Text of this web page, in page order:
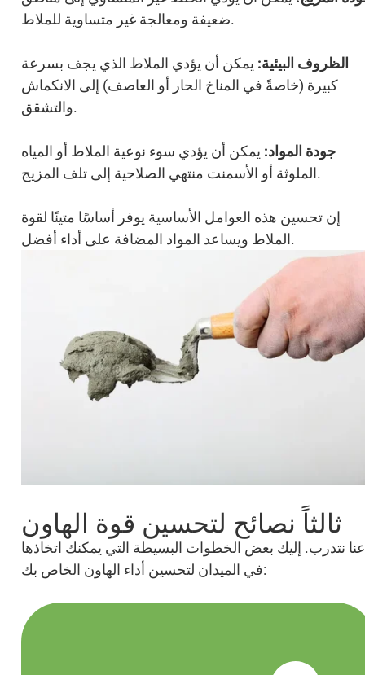
ضعيفة ومعالجة غير متساوية للملاط.
الظروف البيئية: يمكن أن يؤدي الملاط الذي يجف بسرعة
كبيرة (خاصةً في المناخ الحار أو العاصف) إلى الانكماش
والتشقق.
جودة المواد: يمكن أن يؤدي سوء نوعية الملاط أو المياه
الملوثة أو الأسمنت منتهي الصلاحية إلى تلف المزيج.
إن تحسين هذه العوامل الأساسية يوفر أساسًا متينًا لقوة
الملاط ويساعد المواد المضافة على أداء أفضل.
ثالثاً نصائح لتحسين قوة الهاون
نتدرب. إليك بعض الخطوات البسيطة التي يمكنك اتخاذها
في الميدان لتحسين أداء الهاون الخاص بك: